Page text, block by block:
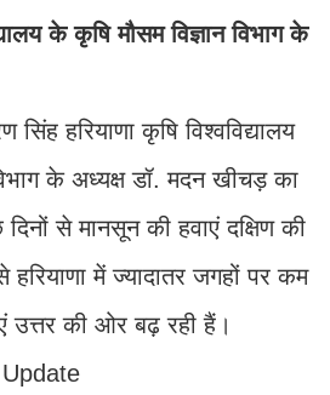
के कृषि मौसम विज्ञान विभाग के
सिंह हरियाणा कृषि विश्वविद्यालय
के अध्यक्ष डॉ. मदन खीचड़ का
से मानसून की हवाएं दक्षिण की
में ज्यादातर जगहों पर कम
उत्तर की ओर बढ़ रही हैं।